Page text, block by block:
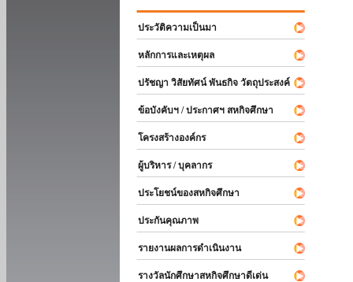
ประวัติความเป็นมา
หลักการและเหตุผล
ปรัชญา วิสัยทัศน์ พันธกิจ วัตถุประสงค์
ข้อบังคับฯ / ประกาศฯ สหกิจศึกษา
โครงสร้างองค์กร
ผู้บริหาร / บุคลากร
ประโยชน์ของสหกิจศึกษา
ประกันคุณภาพ
รายงานผลการดำเนินงาน
รางวัลนักศึกษาสหกิจศึกษาดีเด่น